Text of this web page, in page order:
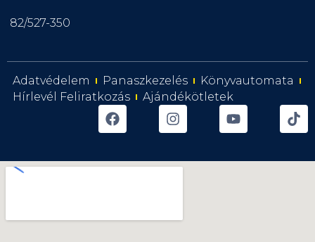
82/527-350
Adatvédelem Panaszkezelés
Könyvautomata
Hírlevél Feliratkozás
Ajándékötletek